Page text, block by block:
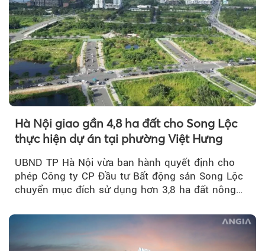
Hà Nội giao gần 4,8 ha đất cho Song Lộc
thực hiện dự án tại phường Việt Hưng
UBND TP Hà Nội vừa ban hành quyết định cho
phép Công ty CP Đầu tư Bất động sản Song Lộc
chuyển mục đích sử dụng hơn 3,8 ha đất nông